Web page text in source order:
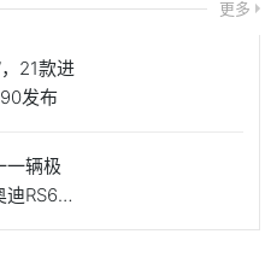
更多
21款进
发布
一辆极
RS6 A